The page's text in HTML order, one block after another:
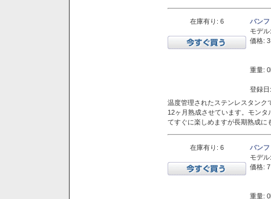
在庫有り: 6
バン
モデル:
価格:
重量:
登録
温度管理されたステンレスタンク
12ヶ月熟成させています。モン
てすぐに楽しめますが長期熟成に
在庫有り: 6
バン
モデル:
価格:
重量: